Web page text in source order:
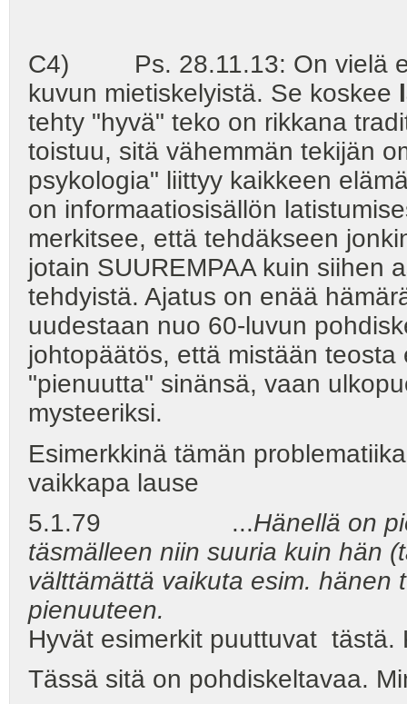
C4) Ps. 28.11.13: On vielä
kuvun mietiskelyistä. Se koskee
tehty "hyvä" teko on rikkana
toistuu, sitä vähemmän tekijän
psykologia" liittyy kaikkeen
on informaatiosisällön
merkitsee, että tehdäkseen
jotain SUUREMPAA kuin siihen
tehdyistä. Ajatus on enää
uudestaan nuo 60-luvun
johtopäätös, että mistään
"pienuutta" sinänsä, vaan
mysteeriksi.
Esimerkkinä tämän
vaikkapa lause
5.1.79 ...Hänellä on
täsmälleen niin suuria kuin hän
välttämättä vaikuta esim. hänen
pienuuteen.
Hyvät esimerkit puuttuvat tästä.
Tässä sitä on pohdiskeltavaa.